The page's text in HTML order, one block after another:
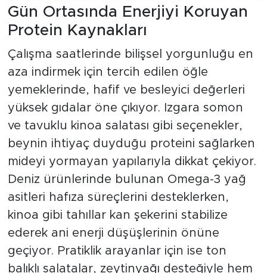
Gün Ortasında Enerjiyi Koruyan
Protein Kaynakları
Çalışma saatlerinde bilişsel yorgunluğu en
aza indirmek için tercih edilen öğle
yemeklerinde, hafif ve besleyici değerleri
yüksek gıdalar öne çıkıyor. Izgara somon
ve tavuklu kinoa salatası gibi seçenekler,
beynin ihtiyaç duyduğu proteini sağlarken
mideyi yormayan yapılarıyla dikkat çekiyor.
Deniz ürünlerinde bulunan Omega-3 yağ
asitleri hafıza süreçlerini desteklerken,
kinoa gibi tahıllar kan şekerini stabilize
ederek ani enerji düşüşlerinin önüne
geçiyor. Pratiklik arayanlar için ise ton
balıklı salatalar, zeytinyağı desteğiyle hem